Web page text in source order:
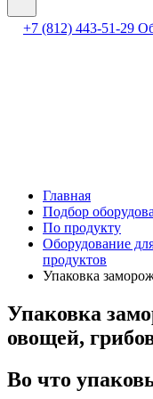
+7 (812) 443-51-29
Главная
Подбор
По продукту
Оборудование
продуктов
Упаковка
Упаковка
овощей,
Во что